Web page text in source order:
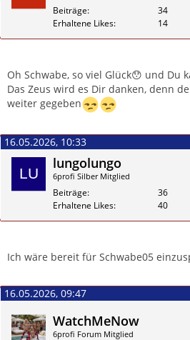
Beiträge
34
Erhaltene Likes
14
Oh Schwabe, so viel Glück😯 und Du
Das Zeus wird es Dir danken, denn
weiter gegeben
16.05.2026, 10:33
lungolungo
6profi Silber Mitglied
Beiträge
36
Erhaltene Likes
40
Ich wäre bereit für Schwabe05
16.05.2026, 09:47
WatchMeNow
6profi Forum Mitglied